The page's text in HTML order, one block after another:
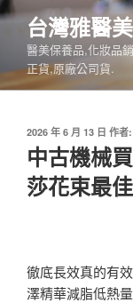
跳
要
內
台灣雅醫
醫美保養品,化妝品
正貨,原廠公司貨.
發
於
2026 年 6 月 13 日 作者:
中古機械
莎花束最
徹底長效真的有
澤精華減脂低熱